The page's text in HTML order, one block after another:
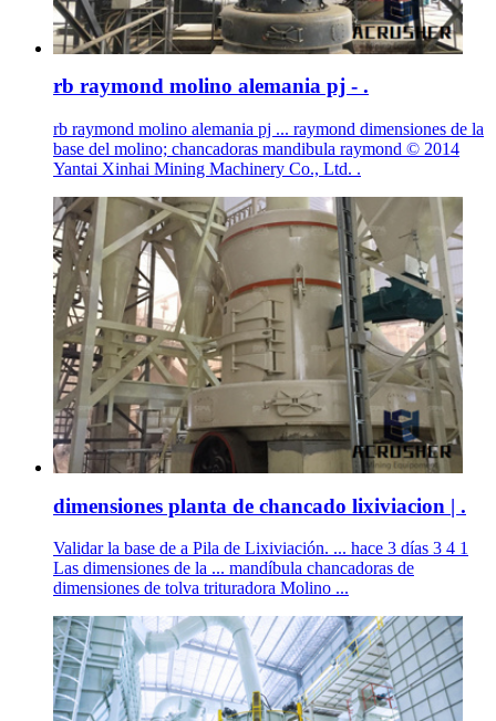
rb raymond molino alemania pj - .
rb raymond molino alemania pj ... raymond dimensiones de la
base del molino; chancadoras mandibula raymond © 2014
Yantai Xinhai Mining Machinery Co., Ltd. .
dimensiones planta de chancado lixiviacion | .
Validar la base de a Pila de Lixiviación. ... hace 3 días 3 4 1
Las dimensiones de la ... mandíbula chancadoras de
dimensiones de tolva trituradora Molino ...